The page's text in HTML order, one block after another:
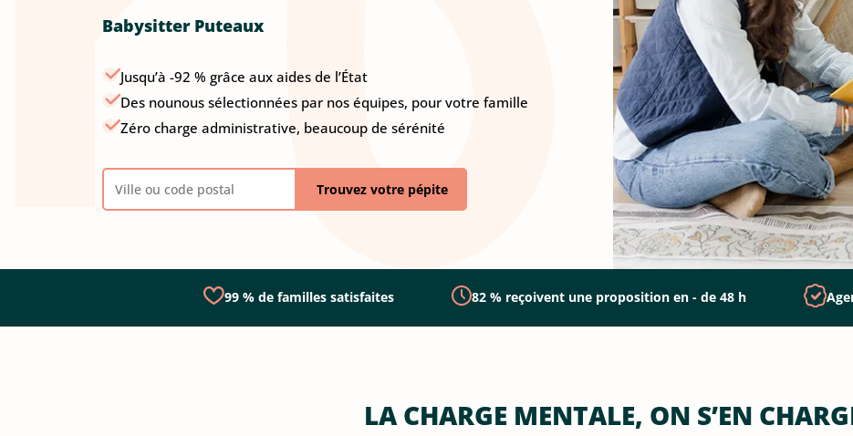
Babysitter Puteaux
Jusqu’à -92 % grâce aux aides de l’État
Des nounous sélectionnées par nos équipes, pour votre famille
Zéro charge administrative, beaucoup de sérénité
Trouvez votre pépite
99 % de familles satisfaites 82 % reçoivent une proposition en - de 48 h
LA CHARGE MENTALE, ON S’EN